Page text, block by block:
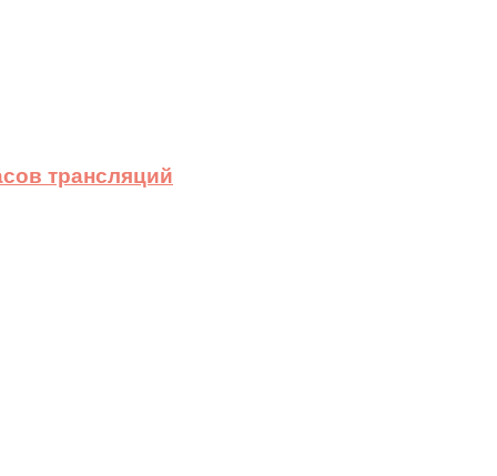
трансляций